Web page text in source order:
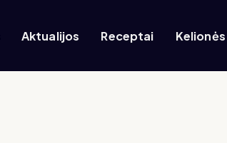
Aktualijos Receptai Kelionės